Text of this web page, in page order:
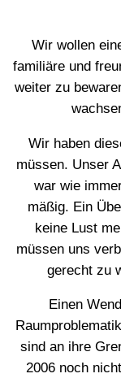
Wir wollen
familiäre und
weiter zu
Wir haben
müssen. Unser
war wie
mäßig. Ein
keine Lust
müssen uns
gerecht zu
Einen
sind an ihre
2006 noch